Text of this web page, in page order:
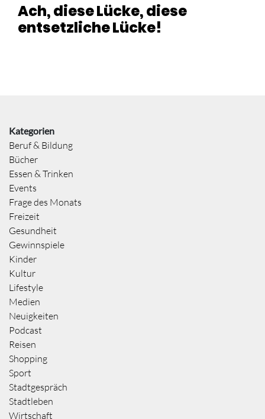
Ach, diese Lücke, diese
entsetzliche Lücke!
Kategorien
Beruf & Bildung
Bücher
Essen & Trinken
Events
Frage des Monats
Freizeit
Gesundheit
Gewinnspiele
Kinder
Kultur
Lifestyle
Medien
Neuigkeiten
Podcast
Reisen
Shopping
Sport
Stadtgespräch
Stadtleben
Wirtschaft